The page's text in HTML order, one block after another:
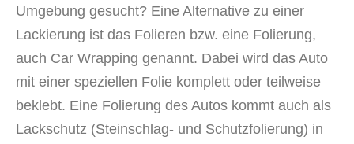
Umgebung gesucht? Eine Alternative zu einer
Lackierung ist das Folieren bzw. eine Folierung,
auch Car Wrapping genannt. Dabei wird das Auto
mit einer speziellen Folie komplett oder teilweise
beklebt. Eine Folierung des Autos kommt auch als
Lackschutz (Steinschlag- und Schutzfolierung) in